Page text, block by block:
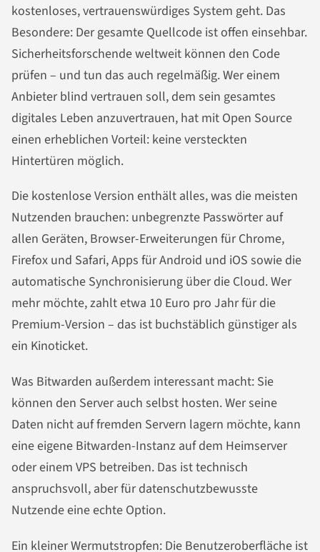
kostenloses, vertrauenswürdiges System geht. Das
Besondere: Der gesamte Quellcode ist offen einsehbar.
Sicherheitsforschende weltweit können den Code
prüfen – und tun das auch regelmäßig. Wer einem
Anbieter blind vertrauen soll, dem sein gesamtes
digitales Leben anzuvertrauen, hat mit Open Source
einen erheblichen Vorteil: keine versteckten
Hintertüren möglich.
Die kostenlose Version enthält alles, was die meisten
Nutzenden brauchen: unbegrenzte Passwörter auf
allen Geräten, Browser-Erweiterungen für Chrome,
Firefox und Safari, Apps für Android und iOS sowie die
automatische Synchronisierung über die Cloud. Wer
mehr möchte, zahlt etwa 10 Euro pro Jahr für die
Premium-Version – das ist buchstäblich günstiger als
ein Kinoticket.
Was Bitwarden außerdem interessant macht: Sie
können den Server auch selbst hosten. Wer seine
Daten nicht auf fremden Servern lagern möchte, kann
eine eigene Bitwarden-Instanz auf dem Heimserver
oder einem VPS betreiben. Das ist technisch
anspruchsvoll, aber für datenschutzbewusste
Nutzende eine echte Option.
Ein kleiner Wermutstropfen: Die Benutzeroberfläche ist